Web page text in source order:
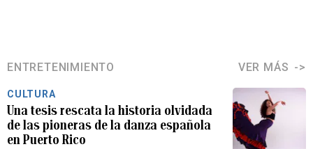
ENTRETENIMIENTO VER MÁS
CULTURA
Una tesis rescata la historia olvidada
de las pioneras de la danza española
en Puerto Rico